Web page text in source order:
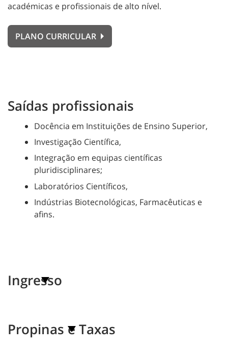
académicas e profissionais de alto nível.
PLANO CURRICULAR
Saídas profissionais
Docência em Instituições de Ensino Superior,
Investigação Científica,
Integração em equipas científicas
pluridisciplinares;
Laboratórios Científicos,
Indústrias Biotecnológicas, Farmacêuticas e
afins.
Ingresso
Propinas e Taxas